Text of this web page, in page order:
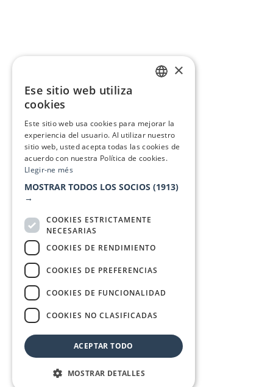
×
Ese sitio web utiliza
cookies
Este sitio web usa cookies para mejorar la
experiencia del usuario. Al utilizar nuestro
sitio web, usted acepta todas las cookies de
acuerdo con nuestra Política de cookies.
Llegir-ne més
MOSTRAR TODOS LOS SOCIOS (1913)
→
COOKIES ESTRICTAMENTE
NECESARIAS
COOKIES DE RENDIMIENTO
COOKIES DE PREFERENCIAS
COOKIES DE FUNCIONALIDAD
COOKIES NO CLASIFICADAS
ACEPTAR TODO
MOSTRAR DETALLES